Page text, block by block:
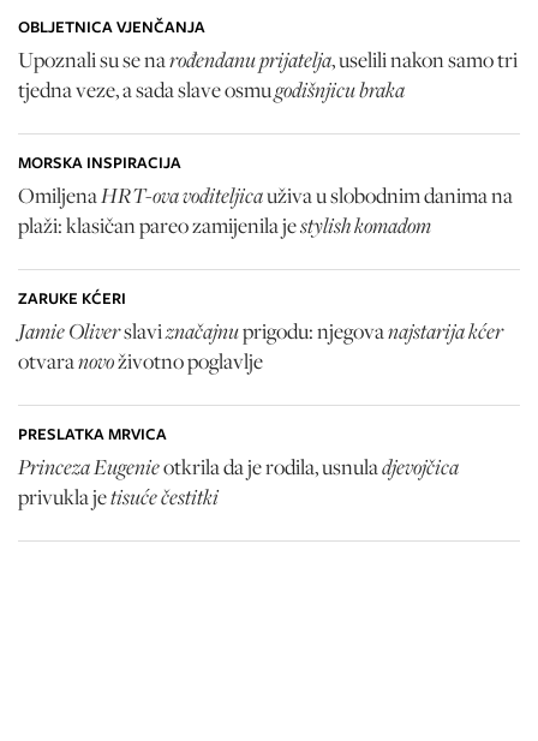
OBLJETNICA VJENČANJA
Upoznali su se narođendanu prijatelja, uselili nakon samo tri
tjedna veze, a sada slave osmugodišnjicu braka
MORSKA INSPIRACIJA
OmiljenaHRT-ova voditeljicauživa u slobodnim danima na
plaži: klasičan pareo zamijenila jestylish komadom
ZARUKE KĆERI
Jamie Oliverslaviznačajnuprigodu: njegovanajstarija kćer
otvaranovoživotno poglavlje
PRESLATKA MRVICA
Princeza Eugenieotkrila da je rodila, usnuladjevojčica
privukla jetisuće čestitki